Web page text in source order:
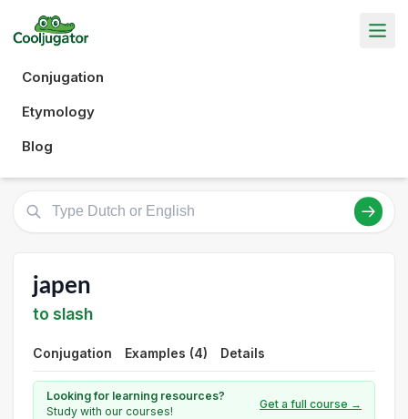
Conjugation
Etymology
Blog
japen
to slash
Conjugation Examples (4) Details
Looking for learning resources?
Study with our courses!
Get a full course →